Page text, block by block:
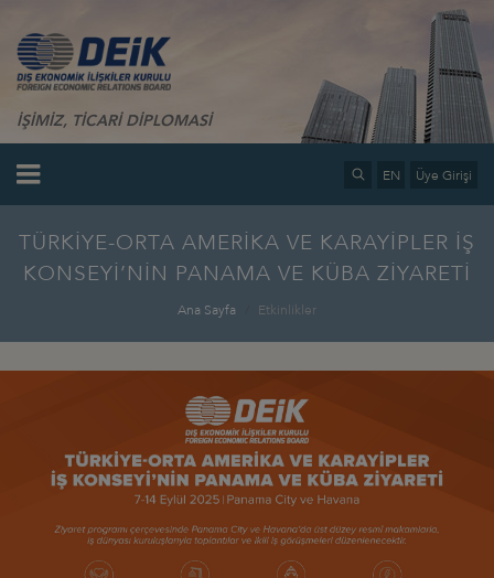
İŞİMİZ, TİCARİ DİPLOMASİ
EN Üye Girişi
TÜRKİYE-ORTA AMERİKA VE KARAYİPLER İŞ
KONSEYİ’NİN PANAMA VE KÜBA ZİYARETİ
Ana Sayfa Etkinlikler